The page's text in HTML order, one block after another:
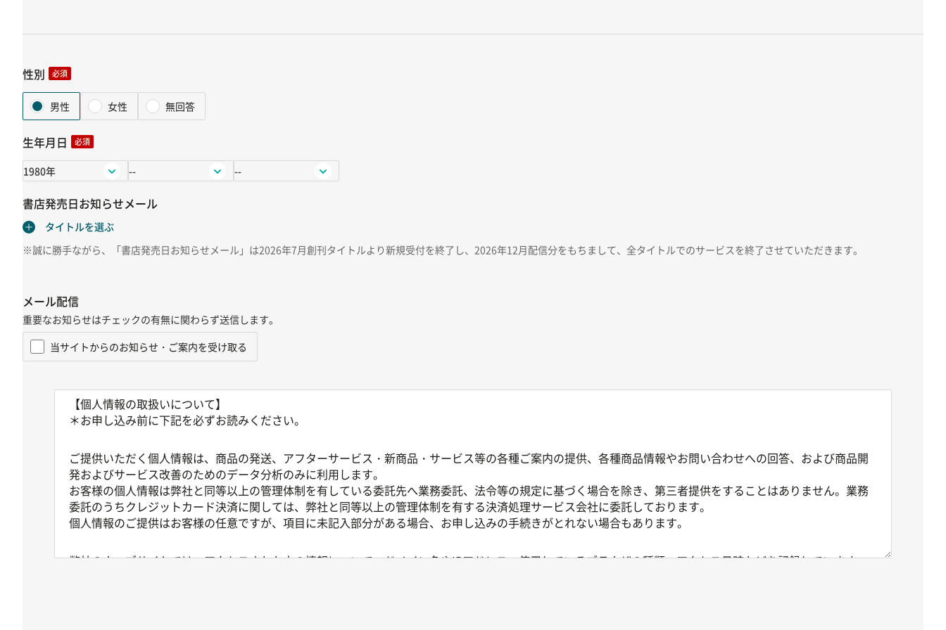
性別 必須
男性 女性 無回答
生年月日 必須
書店発売日お知らせメール
※誠に勝手ながら、「書店発売日お知らせメール」は2026年7月創刊タイトルより新規受付を終了し、2026年12月配信分をもちまして、全タイトルでのサービスを終了させていただきます。
メール配信
当サイトからのお知らせ・ご案内を受け取る
重要なお知らせはチェックの有無に関わらず送信します。
【個人情報の取扱いについて】
＊お申し込み前に下記を必ずお読みください。
ご提供いただく個人情報は、商品の発送、アフターサービス・新商品・サービス等の各種ご案内の提供、各種商品情報やお問い合わせへの回答、および商品開
発およびサービス改善のためのデータ分析のみに利用します。
お客様の個人情報は弊社と同等以上の管理体制を有している委託先へ業務委託、法令等の規定に基づく場合を除き、第三者提供をすることはありません。業務
委託のうちクレジットカード決済に関しては、弊社と同等以上の管理体制を有する決済処理サービス会社に委託しております。
個人情報のご提供はお客様の任意ですが、項目に未記入部分がある場合、お申し込みの手続きがとれない場合もあります。
弊社のウェブサイトでは、アクセスされた方の情報について、ドメイン名やIPアドレス、使用しているブラウザの種類、アクセス日時などを記録しています。